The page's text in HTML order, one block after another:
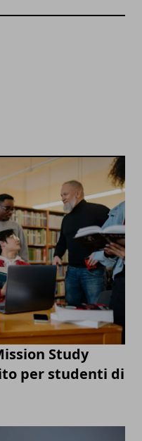
Study
per studenti di